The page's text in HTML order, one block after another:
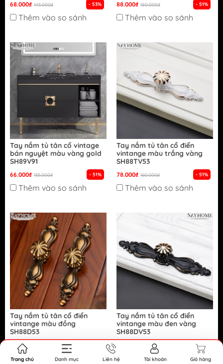
68.000₫ 145.000₫ - 53%
Thêm vào so sánh
88.000₫ 180.000₫ - 51%
Thêm vào so sánh
Tay nắm tủ tân cổ vintage
bán nguyệt màu vàng gold
SH89V91
66.000₫ 135.000₫ - 51%
Thêm vào so sánh
Tay nắm tủ tân cổ điển
vintange màu trắng vàng
SH88TV53
78.000₫ 160.000₫ - 51%
Thêm vào so sánh
Tay nắm tủ tân cổ điển
vintange màu đồng
SH88D53
86.000₫
Thêm vào so sánh
Tay nắm tủ tân cổ điển
vintange màu đen vàng
SH88DV53
160.000₫ - 51%
Thêm vào so sánh
Trang chủ Danh mục Liên hệ Tài khoản Giỏ hàng